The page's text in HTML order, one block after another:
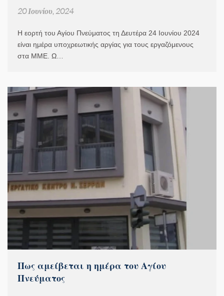
20 Ιουνίου, 2024
Η εορτή του Αγίου Πνεύματος τη Δευτέρα 24 Ιουνίου 2024
είναι ημέρα υποχρεωτικής αργίας για τους εργαζόμενους
στα ΜΜΕ. Ω…
Πως αμείβεται η ημέρα του Αγίου
Πνεύματος